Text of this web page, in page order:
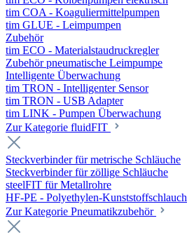
tim COA - Koaguliermittelpumpen
tim GLUE - Leimpumpen
Zubehör
tim ECO - Materialstaudruckregler
Zubehör pneumatische Leimpumpe
Intelligente Überwachung
tim TRON - Intelligenter Sensor
tim TRON - USB Adapter
tim LINK - Pumpen Überwachung
Zur Kategorie fluidFIT
Steckverbinder für metrische Schläuche
Steckverbinder für zöllige Schläuche
steelFIT für Metallrohre
HF-PE - Polyethylen-Kunststoffschlauch
Zur Kategorie Pneumatikzubehör